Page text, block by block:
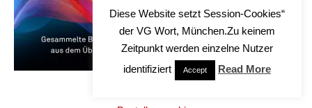
Diese Website setzt Session-Cookies“
der VG Wort, München.Zu keinem
Zeitpunkt werden einzelne Nutzer
identifiziert
Accept Read More